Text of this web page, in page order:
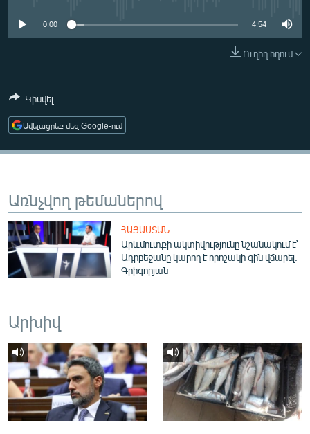
ՄՇԱԿՈՒՅԹ
ԿՈՐՈՆԱՎԻՐՈՒՍ
ԲԱՆԱՎԵՃ
ՁԳՏԵԼՈՎ ԼԱՎԱԳՈՒՅՆԻՆ
ՓՈԴՔԱՍԹ
English
Русский
ՀԵՏԵՎԵՔ ՄԵԶ
0:00 4:54
Ուղիղ հղում
Կիսվել
Ավելացրեք մեզ Google-ում
Առնչվող թեմաներով
ՀԱՅԱՍՏԱՆ
Արևմուտքի ակտիվությունը նշանակում է՝
Ադրբեջանը կարող է որոշակի գին վճարել.
Գրիգորյան
Արխիվ